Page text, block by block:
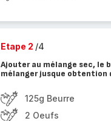
Etape 2 /4
Ajouter au mélange sec, le
mélanger jusque obtention
125g Beurre
2 Oeufs